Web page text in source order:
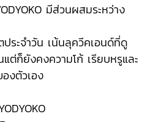
มีส่วนผสมระหว่าง
ประจำวัน เน้นลุควีคเอนด์ที่ดู
ต่ก็ยังคงความโก้ เรียบหรูและ
งตัวเอง